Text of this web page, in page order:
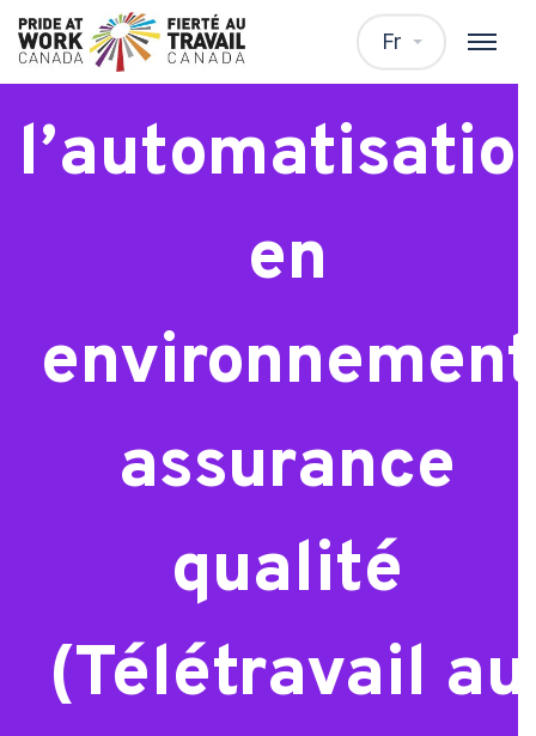
Fr
Analyste de
en
environnement
assurance
qualité
(Télétravail au